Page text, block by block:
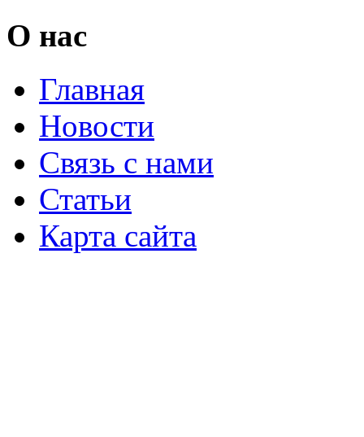
О нас
Главная
Новости
Связь с нами
Статьи
Карта сайта